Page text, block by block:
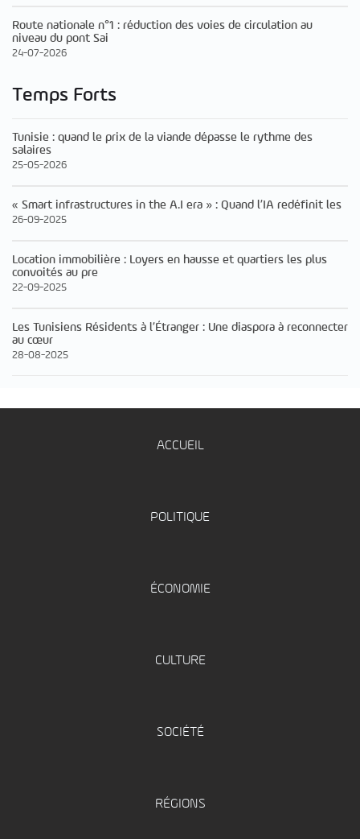
Route nationale n°1 : réduction des voies de circulation au
niveau du pont Sai
24-07-2026
Temps Forts
Tunisie : quand le prix de la viande dépasse le rythme des
salaires
25-05-2026
« Smart infrastructures in the A.I era » : Quand l’IA redéfinit les
26-09-2025
Location immobilière : Loyers en hausse et quartiers les plus
convoités au pre
22-09-2025
Les Tunisiens Résidents à l’Étranger : Une diaspora à reconnecter
au cœur
28-08-2025
ACCUEIL
POLITIQUE
ÉCONOMIE
CULTURE
SOCIÉTÉ
RÉGIONS